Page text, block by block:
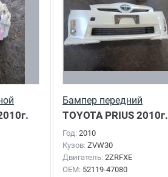
Бампер передний
TOYOTA PRIUS 2010г.
Год: 2010
Кузов: ZVW30
Двигатель: 2ZRFXE
OEM: 52119-47080